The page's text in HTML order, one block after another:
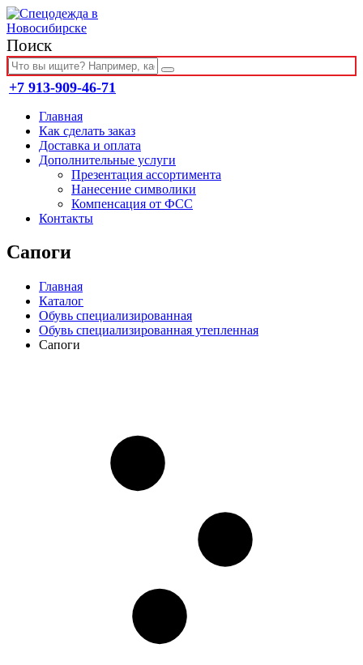
Поиск
+7 913-909-46-71
Главная
Как сделать заказ
Доставка и оплата
Дополнительные услуги
Презентация ассортимента
Нанесение символики
Компенсация от ФСС
Контакты
Сапоги
Главная
Каталог
Обувь специализированная
Обувь специализированная утепленная
Сапоги